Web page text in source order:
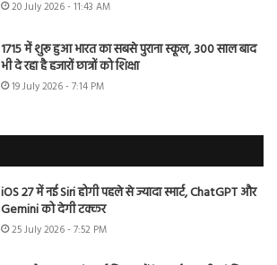
20 July 2026 - 11:43 AM
1715 में शुरू हुआ भारत का सबसे पुराना स्कूल, 300 साल बाद
भी दे रहा है हजारों छात्रों को शिक्षा
19 July 2026 - 7:14 PM
iOS 27 में नई Siri होगी पहले से ज्यादा स्मार्ट, ChatGPT और
Gemini को देगी टक्कर
25 July 2026 - 7:52 PM